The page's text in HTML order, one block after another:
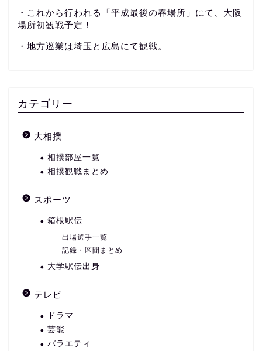
・これから行われる「平成最後の春場所」にて、大阪
場所初観戦予定！
・地方巡業は埼玉と広島にて観戦。
カテゴリー
大相撲
相撲部屋一覧
相撲観戦まとめ
スポーツ
箱根駅伝
出場選手一覧
記録・区間まとめ
大学駅伝出身
テレビ
ドラマ
芸能
バラエティ